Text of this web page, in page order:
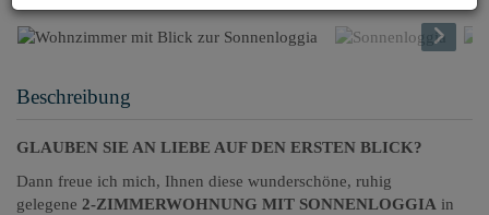
Beschreibung
GLAUBEN SIE AN LIEBE AUF DEN ERSTEN BLICK?
Dann freue ich mich, Ihnen diese wunderschöne, ruhig
gelegene 2-ZIMMERWOHNUNG MIT SONNENLOGGIA in